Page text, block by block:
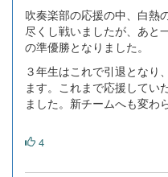
吹奏楽部の応援の中、白熱
尽くし戦いましたが、あと
の準優勝となりました。
３年生はこれで引退となり
ます。これまで応援してい
ました。新チームへも変わ
4